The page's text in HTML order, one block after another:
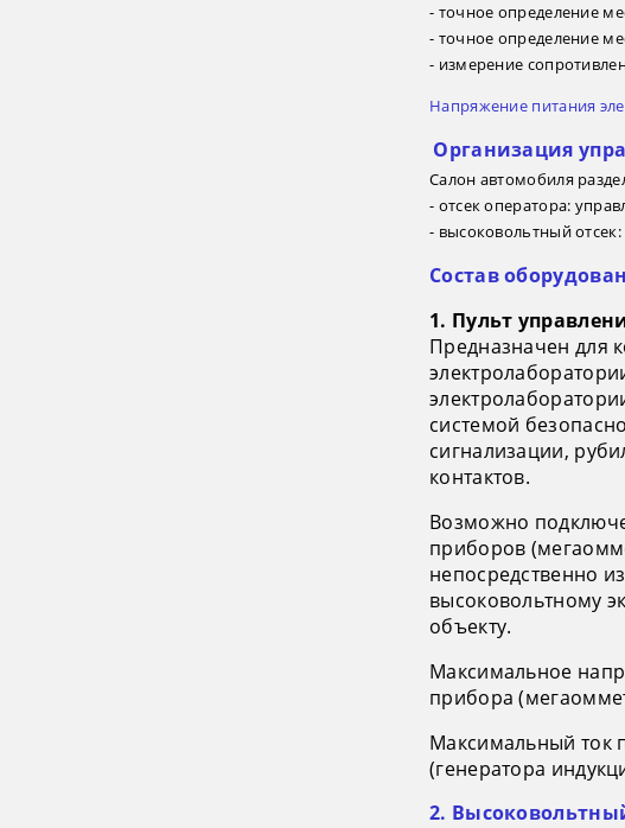
- точное определение
- точное определение
- измерение
Напряжение питания
Организация
Салон автомобиля
- отсек оператора:
- высоковольтный
Состав
1. Пульт
Предназначен для
системой
сигнализации,
контактов.
Возможно
приборов
непосредственно
высоковольтному
объекту.
Максимальное
прибора
Максимальный ток
(генератора
2.